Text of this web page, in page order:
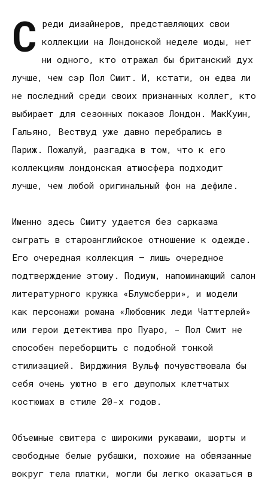
С реди дизайнеров, представляющих свои
коллекции на Лондонской неделе моды, нет
ни одного, кто отражал бы британский дух
лучше, чем сэр Пол Смит. И, кстати, он едва ли
не последний среди своих признанных коллег, кто
выбирает для сезонных показов Лондон. МакКуин,
Гальяно, Вествуд уже давно перебрались в
Париж. Пожалуй, разгадка в том, что к его
коллекциям лондонская атмосфера подходит
лучше, чем любой оригинальный фон на дефиле.
Именно здесь Смиту удается без сарказма
сыграть в староанглийское отношение к одежде.
Его очередная коллекция – лишь очередное
подтверждение этому. Подиум, напоминающий салон
литературного кружка «Блумсберри», и модели
как персонажи романа «Любовник леди Чаттерлей»
или герои детектива про Пуаро, - Пол Смит не
способен переборщить с подобной тонкой
стилизацией. Вирджиния Вульф почувствовала бы
себя очень уютно в его двуполых клетчатых
костюмах в стиле 20-х годов.
Объемные свитера с широкими рукавами, шорты и
свободные белые рубашки, похожие на обвязанные
вокруг тела платки, могли бы легко оказаться в